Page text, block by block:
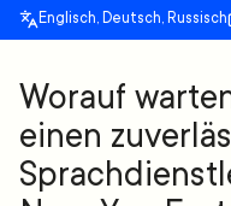
Englisch, Deutsch, Russisch
Worauf
einen